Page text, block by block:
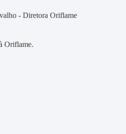
- Diretora Oriflame
Oriflame.